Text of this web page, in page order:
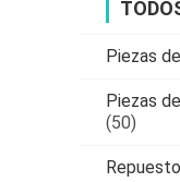
Piezas
Piezas
(50)